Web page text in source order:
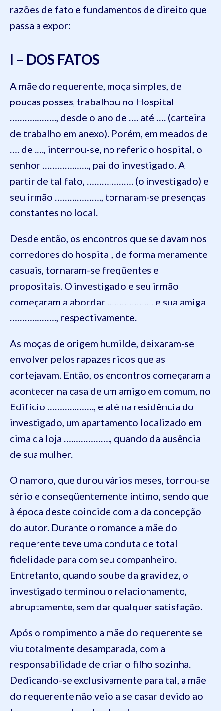
razões de fato e fundamentos de direito que
passa a expor:
I – DOS FATOS
A mãe do requerente, moça simples, de
poucas posses, trabalhou no Hospital
………………., desde o ano de …. até …. (carteira
de trabalho em anexo). Porém, em meados de
…. de …., internou-se, no referido hospital, o
senhor ………………., pai do investigado. A
partir de tal fato, ………………. (o investigado) e
seu irmão ………………., tornaram-se presenças
constantes no local.
Desde então, os encontros que se davam nos
corredores do hospital, de forma meramente
casuais, tornaram-se freqüentes e
propositais. O investigado e seu irmão
começaram a abordar ………………. e sua amiga
………………., respectivamente.
As moças de origem humilde, deixaram-se
envolver pelos rapazes ricos que as
cortejavam. Então, os encontros começaram a
acontecer na casa de um amigo em comum, no
Edifício ………………., e até na residência do
investigado, um apartamento localizado em
cima da loja ………………., quando da ausência
de sua mulher.
O namoro, que durou vários meses, tornou-se
sério e conseqüentemente íntimo, sendo que
à época deste coincide com a da concepção
do autor. Durante o romance a mãe do
requerente teve uma conduta de total
fidelidade para com seu companheiro.
Entretanto, quando soube da gravidez, o
investigado terminou o relacionamento,
abruptamente, sem dar qualquer satisfação.
Após o rompimento a mãe do requerente se
viu totalmente desamparada, com a
responsabilidade de criar o filho sozinha.
Dedicando-se exclusivamente para tal, a mãe
do requerente não veio a se casar devido ao